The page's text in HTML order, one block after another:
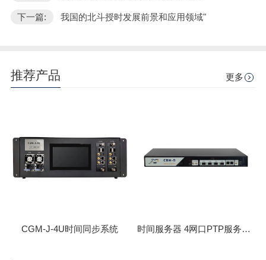
下一篇: 我国的北斗授时发展前景和应用领域"
推荐产品 更多
CGM-J-4U时间同步系统 时间服务器 4网口PTP服务器 CBM-D-40